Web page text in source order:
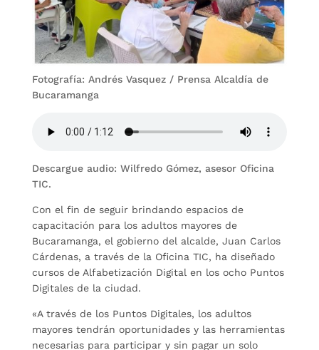
Fotografía: Andrés Vasquez / Prensa Alcaldía de
Bucaramanga
Descargue audio: Wilfredo Gómez, asesor Oficina
TIC.
Con el fin de seguir brindando espacios de
capacitación para los adultos mayores de
Bucaramanga, el gobierno del alcalde, Juan Carlos
Cárdenas, a través de la Oficina TIC, ha diseñado
cursos de Alfabetización Digital en los ocho Puntos
Digitales de la ciudad.
«A través de los Puntos Digitales, los adultos
mayores tendrán oportunidades y las herramientas
necesarias para participar y sin pagar un solo